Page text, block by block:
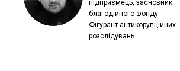
підприємець, засновник
благодійного фонду.
Фігурант антикорупційних
розслідувань